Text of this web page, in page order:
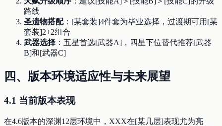
路线
圣遗物搭配：[某套装]4件套为毕业选择，过渡期可用[某
套装]2+2组合
武器选择 ：五星首选[武器A]，四星下位替代推荐[武器
B]和[武器C]
四、版本环境适应性与未来展望
4.1 当前版本表现
在4.6版本的深渊12层环境中，XXX在[某几层]表现尤为亮